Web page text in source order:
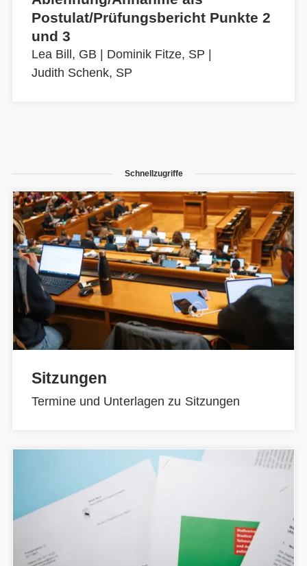
Postulat/Prüfungsbericht Punkte 2
und 3
Lea Bill, GB Dominik Fitze, SP
Judith Schenk, SP
Schnellzugriffe
Sitzungen
Termine und Unterlagen zu Sitzungen